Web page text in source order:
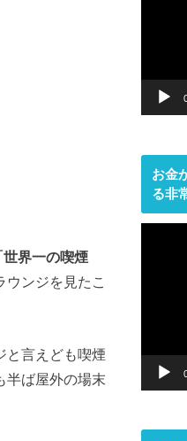
世界一の喫煙
ンジを見たこ
と言えども喫煙
半ば屋外の場末
お金
る非